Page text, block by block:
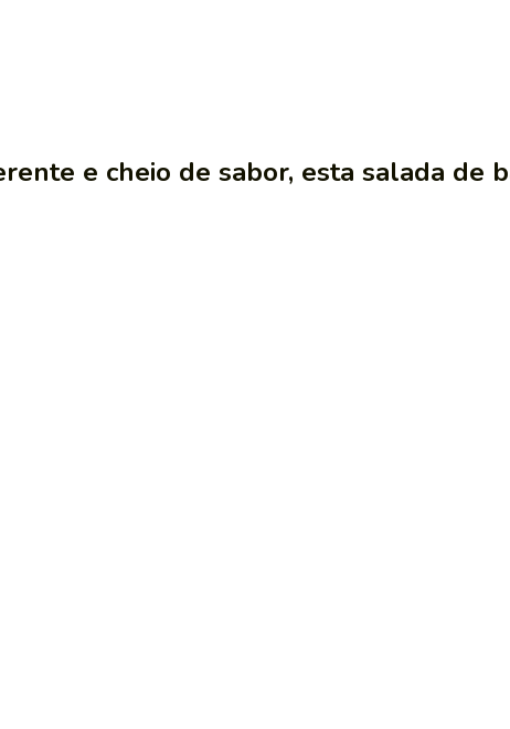
e cheio de sabor, esta salada de